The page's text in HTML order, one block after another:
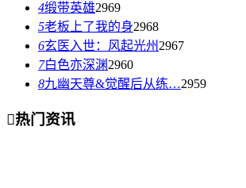
4缎带英雄2969
5老板上了我的身2968
6玄医入世：风起光州 2967
7白色亦深渊2960
8九幽天尊&觉醒后从练…2959
热门资讯